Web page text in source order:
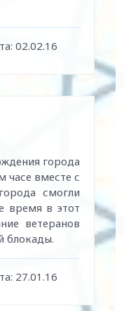
02.02.16
города
часе вместе с
смогли
время в этот
ветеранов
блокады.
27.01.16